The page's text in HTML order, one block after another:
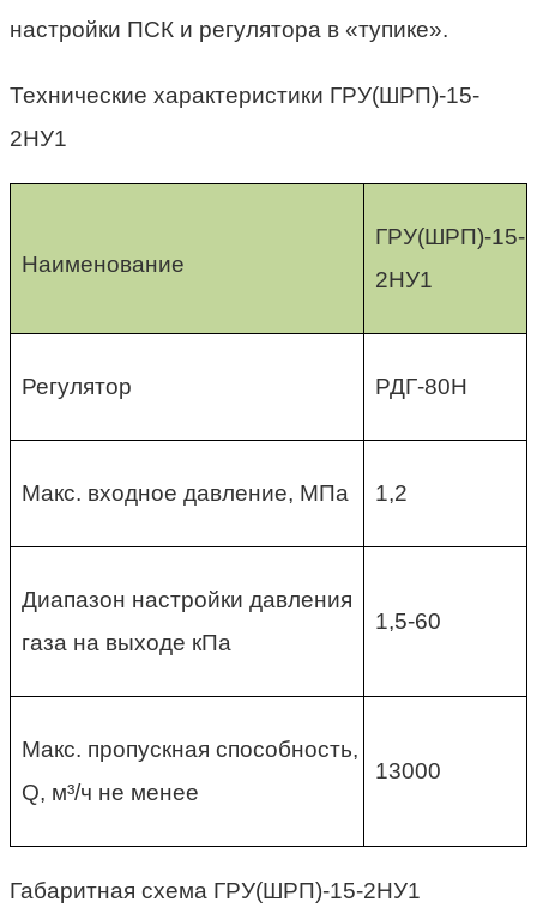
настройки ПСК и регулятора в «тупике».
Технические характеристики ГРУ(ШРП)-15-
2НУ1
Наименование
ГРУ(ШРП)-15-
2НУ1
Регулятор РДГ-80Н
Макс. входное давление, МПа 1,2
Диапазон настройки давления
газа на выходе кПа
1,5-60
Макс. пропускная способность,
Q, м³/ч не менее
13000
Габаритная схема ГРУ(ШРП)-15-2НУ1